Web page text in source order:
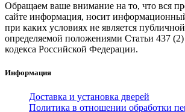
Обращаем ваше внимание на то, что вся
сайте информация, носит
при каких условиях не является
определяемой положениями Статьи 437
кодекса Российской Федерации.
Информация
Доставка и установка дверей
Политика в отношении обработки